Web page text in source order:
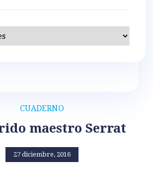
CUADERNO
maestro Serrat
27 diciembre, 2016